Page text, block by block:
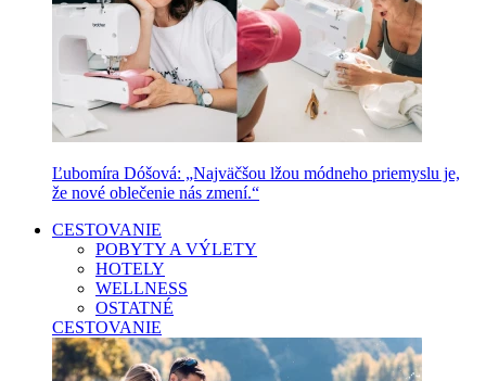
Ľubomíra Dóšová: „Najväčšou lžou módneho priemyslu je,
že nové oblečenie nás zmení.“
CESTOVANIE
POBYTY A VÝLETY
HOTELY
WELLNESS
OSTATNÉ
CESTOVANIE